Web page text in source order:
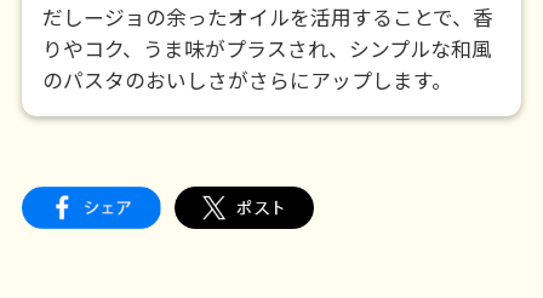
だしージョの余ったオイルを活用することで、香
りやコク、うま味がプラスされ、シンプルな和風
のパスタのおいしさがさらにアップします。